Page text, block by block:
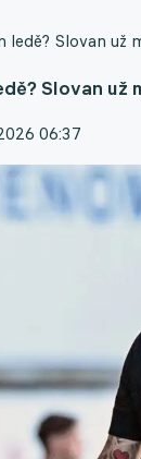
ledě? Slovan už
Slovan
06:37